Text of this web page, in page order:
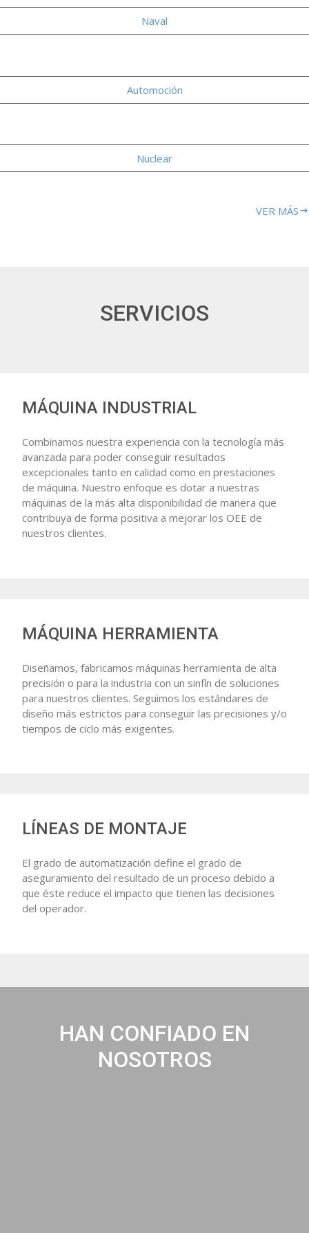
Naval
Automoción
Nuclear
VER MÁS
SERVICIOS
MÁQUINA INDUSTRIAL
Combinamos nuestra experiencia con la tecnología más
avanzada para poder conseguir resultados
excepcionales tanto en calidad como en prestaciones
de máquina. Nuestro enfoque es dotar a nuestras
máquinas de la más alta disponibilidad de manera que
contribuya de forma positiva a mejorar los OEE de
nuestros clientes.
MÁQUINA HERRAMIENTA
Diseñamos, fabricamos máquinas herramienta de alta
precisión o para la industria con un sinfín de soluciones
para nuestros clientes. Seguimos los estándares de
diseño más estrictos para conseguir las precisiones y/o
tiempos de ciclo más exigentes.
LÍNEAS DE MONTAJE
El grado de automatización define el grado de
aseguramiento del resultado de un proceso debido a
que éste reduce el impacto que tienen las decisiones
del operador.
HAN CONFIADO EN
NOSOTROS